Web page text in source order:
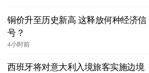
铜价升至历史新高 这释放何种经济信
号？
4小时前
西班牙将对意大利入境旅客实施边境